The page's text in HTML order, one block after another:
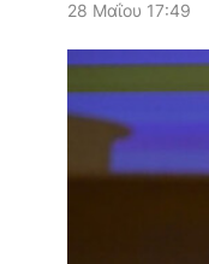
28 Μαΐου 17:49